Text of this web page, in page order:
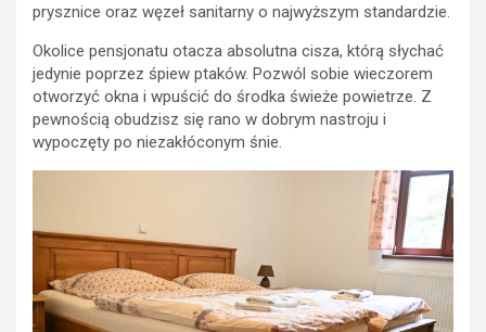
prysznice oraz węzeł sanitarny o najwyższym standardzie.
Okolice pensjonatu otacza absolutna cisza, którą słychać
jedynie poprzez śpiew ptaków. Pozwól sobie wieczorem
otworzyć okna i wpuścić do środka świeże powietrze. Z
pewnością obudzisz się rano w dobrym nastroju i
wypoczęty po niezakłóconym śnie.